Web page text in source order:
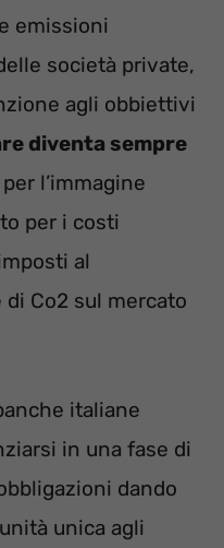
emissioni
società private,
agli obbiettivi
diventa sempre
l’immagine
per i costi
al
Co2 sul mercato
italiane
in una fase di
dando
unica agli